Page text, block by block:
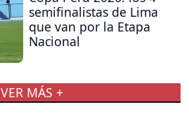
semifinalistas de Lima
que van por la Etapa
Nacional
VER MÁS +